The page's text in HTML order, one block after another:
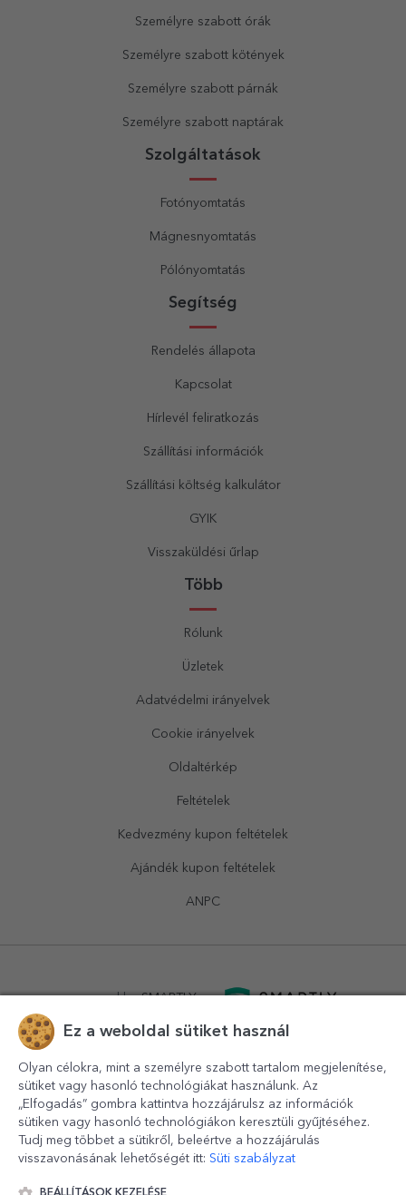
Személyre szabott órák
Személyre szabott kötények
Személyre szabott párnák
Személyre szabott naptárak
Szolgáltatások
Fotónyomtatás
Mágnesnyomtatás
Pólónyomtatás
Segítség
Rendelés állapota
Kapcsolat
Hírlevél feliratkozás
Szállítási információk
Szállítási költség kalkulátor
GYIK
Visszaküldési űrlap
Több
Rólunk
Üzletek
Adatvédelmi irányelvek
Cookie irányelvek
Oldaltérkép
Feltételek
Kedvezmény kupon feltételek
Ajándék kupon feltételek
ANPC
powered bySMARTLY.ro
Ez a weboldal sütiket használ
Olyan célokra, mint a személyre szabott tartalom megjelenítése,
sütiket vagy hasonló technológiákat használunk. Az
„Elfogadás” gombra kattintva hozzájárulsz az információk
sütiken vagy hasonló technológiákon keresztüli gyűjtéséhez.
Tudj meg többet a sütikről, beleértve a hozzájárulás
visszavonásának lehetőségét itt: Süti szabályzat